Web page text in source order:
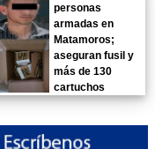
personas
armadas en
Matamoros;
aseguran fusil y
más de 130
cartuchos